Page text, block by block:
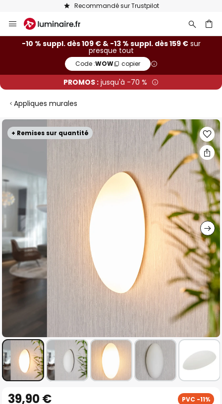
Recommandé sur Trustpilot
Allez
au
contenu
-10 % suppl. dès 109 € & -13 % suppl. dès 159 €sur
presque tout
Code :WOW copier
PROMOS : jusqu'à -70 %
Appliques murales
+ Remises sur quantité
Skip
to
of
the
images
gallery
to39,90 € PVC -11%